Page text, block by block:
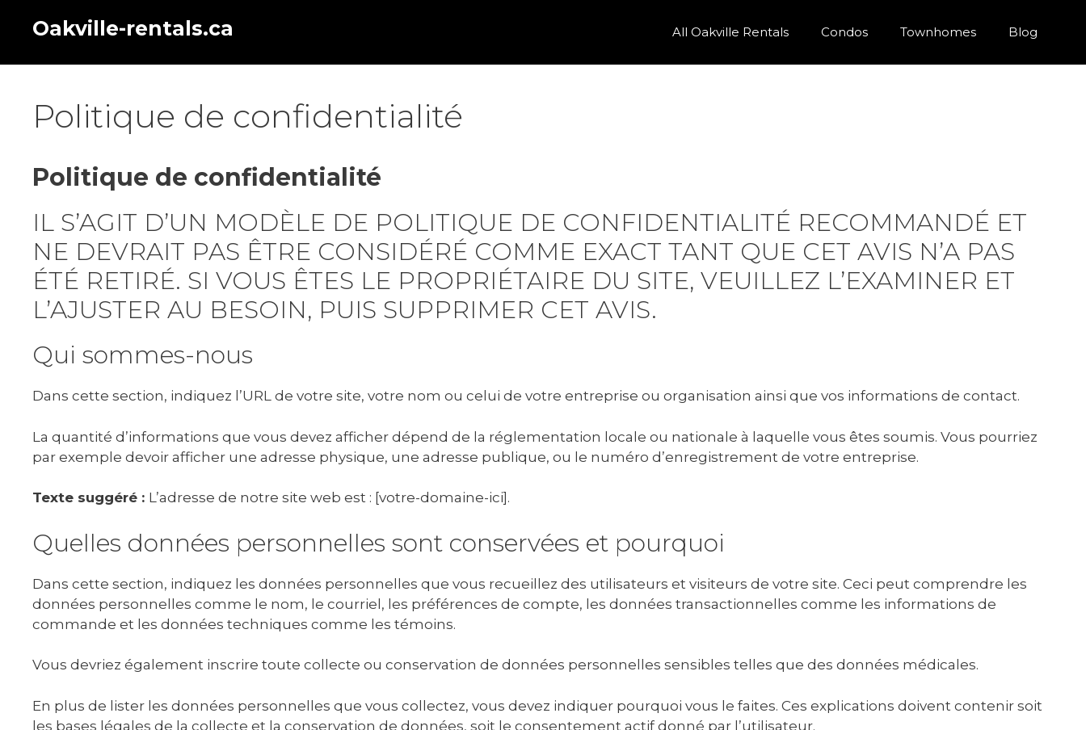
Oakville-rentals.ca All Oakville Rentals Condos Townhomes Blog
Politique de confidentialité
Politique de confidentialité
IL S’AGIT D’UN MODÈLE DE POLITIQUE DE CONFIDENTIALITÉ RECOMMANDÉ ET
NE DEVRAIT PAS ÊTRE CONSIDÉRÉ COMME EXACT TANT QUE CET AVIS N’A PAS
ÉTÉ RETIRÉ. SI VOUS ÊTES LE PROPRIÉTAIRE DU SITE, VEUILLEZ L’EXAMINER ET
L’AJUSTER AU BESOIN, PUIS SUPPRIMER CET AVIS.
Qui sommes-nous
Dans cette section, indiquez l’URL de votre site, votre nom ou celui de votre entreprise ou organisation ainsi que vos informations de contact.
La quantité d’informations que vous devez afficher dépend de la réglementation locale ou nationale à laquelle vous êtes soumis. Vous pourriez
par exemple devoir afficher une adresse physique, une adresse publique, ou le numéro d’enregistrement de votre entreprise.
Texte suggéré : L’adresse de notre site web est : [votre-domaine-ici].
Quelles données personnelles sont conservées et pourquoi
Dans cette section, indiquez les données personnelles que vous recueillez des utilisateurs et visiteurs de votre site. Ceci peut comprendre les
données personnelles comme le nom, le courriel, les préférences de compte, les données transactionnelles comme les informations de
commande et les données techniques comme les témoins.
Vous devriez également inscrire toute collecte ou conservation de données personnelles sensibles telles que des données médicales.
En plus de lister les données personnelles que vous collectez, vous devez indiquer pourquoi vous le faites. Ces explications doivent contenir soit
les bases légales de la collecte et la conservation de données, soit le consentement actif donné par l’utilisateur.